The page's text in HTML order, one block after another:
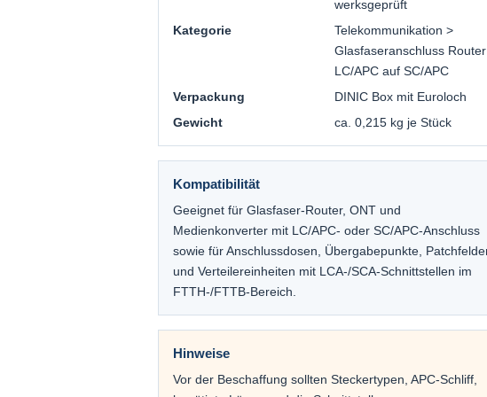
werksgeprüft
Kategorie
Telekommunikation >
Glasfaseranschluss
LC/APC auf SC/APC
Verpackung
DINIC Box mit Euroloch
Gewicht
ca. 0,215 kg je Stück
Kompatibilität
Geeignet für Glasfaser-Router, ONT und
Medienkonverter mit LC/APC- oder SC/APC-Anschluss
sowie für Anschlussdosen, Übergabepunkte,
und Verteilereinheiten mit LCA-/SCA-Schnittstellen im
FTTH-/FTTB-Bereich.
Hinweise
Vor der Beschaffung sollten Steckertypen, APC-Schliff,